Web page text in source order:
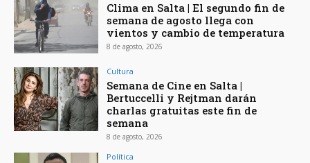
Clima en Salta | El segundo fin de
semana de agosto llega con
vientos y cambio de temperatura
8 de agosto, 2026
Cultura
Semana de Cine en Salta |
Bertuccelli y Rejtman darán
charlas gratuitas este fin de
semana
8 de agosto, 2026
Política